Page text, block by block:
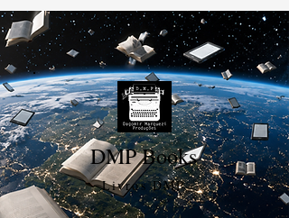
DMP Books
Livros DMP